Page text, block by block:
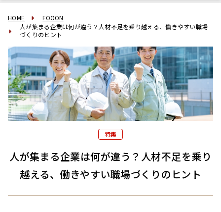
HOME
FOOON
人が集まる企業は何が違う？人材不足を乗り越える、働きやすい職場
づくりのヒント
特集
人が集まる企業は何が違う？人材不足を乗り
越える、働きやすい職場づくりのヒント